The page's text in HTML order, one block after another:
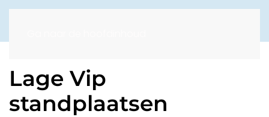
Lage Vip
standplaatsen